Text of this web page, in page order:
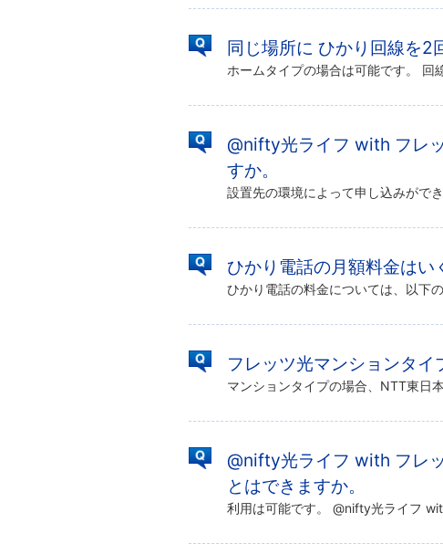
同じ場所に ひかり回線を2
@nifty光ライフ with フレ
すか。
ひかり電話の月額料金はい
フレッツ光マンションタイ
@nifty光ライフ with フレ
とはできますか。